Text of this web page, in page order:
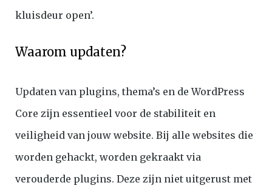
kluisdeur open’.
Waarom updaten?
Updaten van plugins, thema’s en de WordPress
Core zijn essentieel voor de stabiliteit en
veiligheid van jouw website. Bij alle websites die
worden gehackt, worden gekraakt via
verouderde plugins. Deze zijn niet uitgerust met